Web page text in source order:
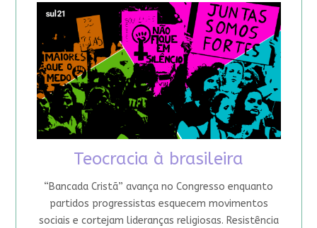
Teocracia à brasileira
“Bancada Cristã” avança no Congresso enquanto
partidos progressistas esquecem movimentos
sociais e cortejam lideranças religiosas. Resistência